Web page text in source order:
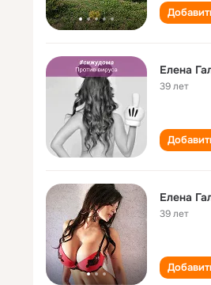
Елена
39 лет
Елена
39 лет